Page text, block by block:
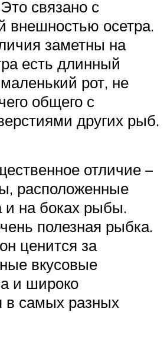
связано с
внешностью осетра.
заметны на
есть длинный
рот, не
общего с
других рыб.
отличие –
расположенные
и на боках рыбы.
полезная рыбка.
ценится за
вкусовые
и широко
в самых разных